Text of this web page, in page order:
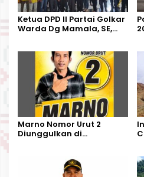
Ketua DPD II Partai Golkar
Warda Dg Mamala, SE,
Kecamatan Petbar
Marno Nomor Urut 2
Diunggulkan di
Harapan Warga